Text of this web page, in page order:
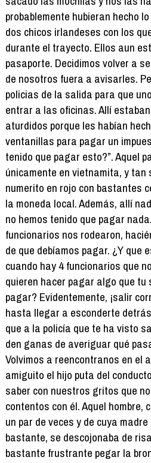
probablemente hubieran hecho
dos chicos irlandeses con los
durante el trayecto. Ellos aun
pasaporte. Decidimos volver a
de nosotros fuera a avisarles.
policias de la salida para que
entrar a las oficinas. Allí
aturdidos porque les habían
ventanillas para pagar un
tenido que pagar esto?”. Aquel
únicamente en vietnamita, y tan
numerito en rojo con bastantes
la moneda local. Además, allí
no hemos tenido que pagar
funcionarios nos rodearon,
de que debíamos pagar. ¿Y que
cuando hay 4 funcionarios que
quieren hacer pagar algo que tu
pagar? Evidentemente, ¡salir
hasta llegar a esconderte
que a la policía que te ha visto
den ganas de averiguar qué
Volvimos a reencontranos en el
amiguito el hijo puta del
saber con nuestros gritos que
contentos con él. Aquel hombre,
un par de veces y de cuya
bastante, se descojonaba de
bastante frustrante pegar la